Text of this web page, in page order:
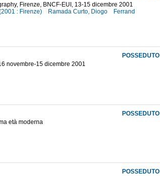
Firenze, BNCF-EUI, 13-15 dicembre 2001
: Firenze)
Ramada Curto, Diogo
Ferrand
POSSEDUTO
novembre-15 dicembre 2001
POSSEDUTO
età moderna
POSSEDUTO